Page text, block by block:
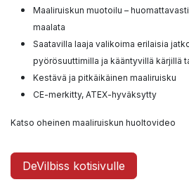
Maaliruiskun muotoilu –
maalata
Saatavilla laaja valikoima erilaisia
pyörösuuttimilla ja kääntyvillä kärjillä
Kestävä ja pitkäikäinen maaliruisku
CE-merkitty, ATEX-hyväksytty
Katso oheinen maaliruiskun huoltovideo
DeVilbiss kotisivulle